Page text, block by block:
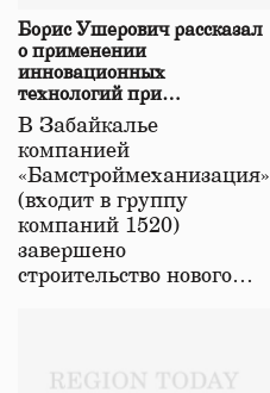
Борис Ушерович рассказал
о применении
инновационных
технологий при
строительстве нового моста
в Забайкалье
В Забайкалье
компанией
«Бамстроймеханизация»
(входит в группу
компаний 1520)
завершено
строительство нового…